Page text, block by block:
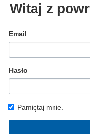
Witaj z
Email
Hasło
Pamiętaj mnie.